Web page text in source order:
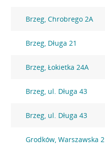
Brzeg, Chrobrego 2A
Brzeg, Długa 21
Brzeg, Łokietka 24A
Brzeg, ul. Długa 43
Brzeg, ul. Długa 43
Grodków, Warszawska 2